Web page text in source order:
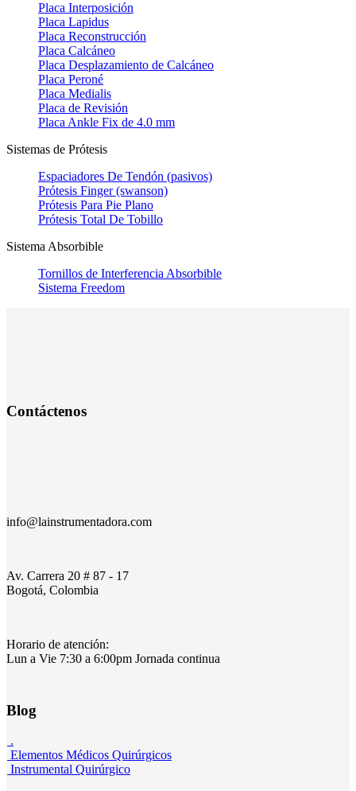
Placa Interposición
Placa Lapidus
Placa Reconstrucción
Placa Calcáneo
Placa Desplazamiento de Calcáneo
Placa Peroné
Placa Medialis
Placa de Revisión
Placa Ankle Fix de 4.0 mm
Sistemas de Prótesis
Espaciadores De Tendón (pasivos)
Prótesis Finger (swanson)
Prótesis Para Pie Plano
Prótesis Total De Tobillo
Sistema Absorbible
Tornillos de Interferencia Absorbible
Sistema Freedom
Contáctenos
info@lainstrumentadora.com
Av. Carrera 20 # 87 - 17
Bogotá, Colombia
Horario de atención:
Lun a Vie 7:30 a 6:00pm Jornada continua
Blog
.
Elementos Médicos Quirúrgicos
Instrumental Quirúrgico